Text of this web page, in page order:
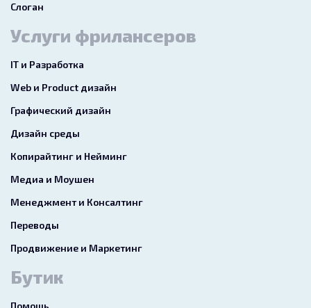
Слоган
Услуги фрилансеров
IT и Разработка
Web и Product дизайн
Графический дизайн
Дизайн среды
Копирайтинг и Нейминг
Медиа и Моушен
Менеджмент и Консалтинг
Переводы
Продвижение и Маркетинг
Бутик
Помощь